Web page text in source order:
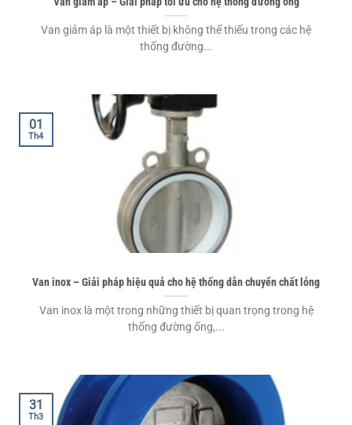
Van giảm áp là một thiết bị không thể thiếu trong các hệ
thống đường...
Van inox – Giải pháp hiệu quả cho hệ thống dẫn chuyển chất lỏng
Van inox là một trong những thiết bị quan trọng trong hệ
thống đường ống,...
01
Th4
31
Th3